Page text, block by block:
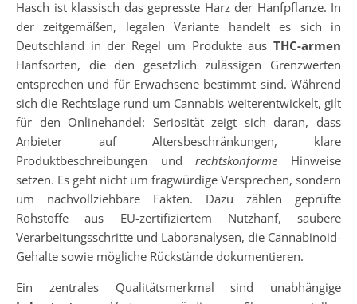
Hasch ist klassisch das gepresste Harz der Hanfpflanze. In
der zeitgemäßen, legalen Variante handelt es sich in
Deutschland in der Regel um Produkte aus THC-armen
Hanfsorten, die den gesetzlich zulässigen Grenzwerten
entsprechen und für Erwachsene bestimmt sind. Während
sich die Rechtslage rund um Cannabis weiterentwickelt, gilt
für den Onlinehandel: Seriosität zeigt sich daran, dass
Anbieter auf Altersbeschränkungen, klare
Produktbeschreibungen undrechtskonforme Hinweise
setzen. Es geht nicht um fragwürdige Versprechen, sondern
um nachvollziehbare Fakten. Dazu zählen geprüfte
Rohstoffe aus EU-zertifiziertem Nutzhanf, saubere
Verarbeitungsschritte und Laboranalysen, die Cannabinoid-
Gehalte sowie mögliche Rückstände dokumentieren.
Ein zentrales Qualitätsmerkmal sind unabhängige